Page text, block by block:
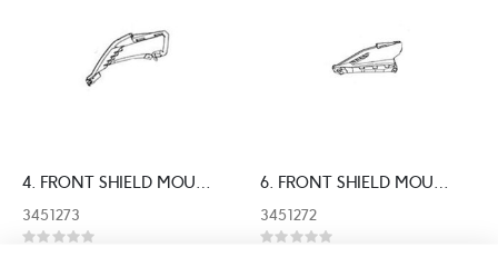
4. FRONT SHIELD MOULDING R
3451273
Rating:
6. FRONT SHIELD MOULDING L
3451272
Rating: